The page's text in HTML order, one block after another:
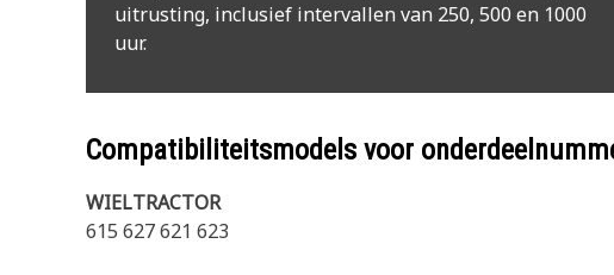
uitrusting, inclusief intervallen van 250, 500 en 1000
uur.
Compatibiliteitsmodels voor
WIELTRACTOR
615 627 621 623